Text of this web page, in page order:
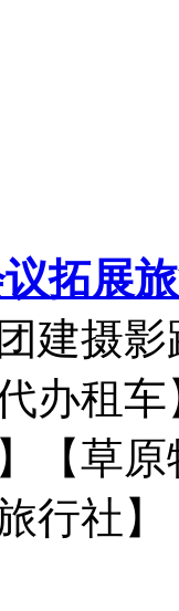
拓展
建摄
办租车
【草
行社